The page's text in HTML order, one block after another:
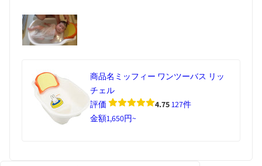
商品名 ミッフィー ワンツーバス リッ
チェル
評価
4.75127件
金額1,650円~